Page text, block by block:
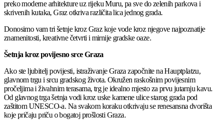
preko moderne arhitekture uz rijeku Muru, pa sve do zelenih parkova i
skrivenih kutaka, Graz otkriva različita lica jednog grada.
Donosimo vam tri šetnje kroz Graz koje vode kroz njegove najpoznatije
znamenitosti, kreativne četvrti i mirnije gradske oaze.
Šetnja kroz povijesno srce Graza
Ako ste ljubitelj povijesti, istraživanje Graza započnite na Hauptplatzu,
glavnom trgu i srcu gradskog života. Okružen raskošnim povijesnim
pročeljima i živahnim terasama, trg je idealno mjesto za prvu jutarnju kavu.
Od glavnog trga šetnja vodi kroz uske kamene ulice starog grada pod
zaštitom UNESCO-a. Na svakom koraku otkrivaju se renesansna dvorišta
koje pričaju priču o bogatoj prošlosti Graza.